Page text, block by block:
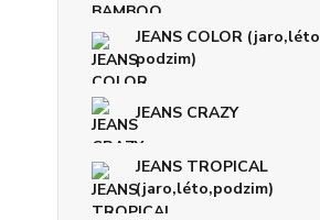
JEANS COLOR (jaro,léto
podzim)
JEANS CRAZY
JEANS TROPICAL
(jaro,léto,podzim)